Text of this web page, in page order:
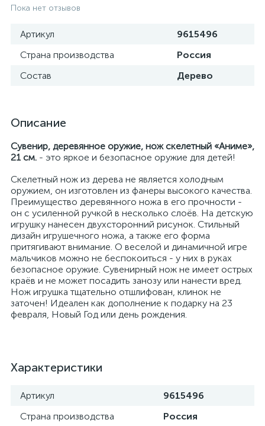
Пока нет отзывов
Артикул
9615496
Страна производства
Россия
Состав
Дерево
Описание
Сувенир, деревянное оружие, нож скелетный «Аниме»,
21 см. - это яркое и безопасное оружие для детей!
Скелетный нож из дерева не является холодным
оружием, он изготовлен из фанеры высокого качества.
Преимущество деревянного ножа в его прочности -
он с усиленной ручкой в несколько слоёв. На детскую
игрушку нанесен двухсторонний рисунок. Стильный
дизайн игрушечного ножа, а также его форма
притягивают внимание. О веселой и динамичной игре
мальчиков можно не беспокоиться - у них в руках
безопасное оружие. Сувенирный нож не имеет острых
краёв и не может посадить занозу или нанести вред.
Нож игрушка тщательно отшлифован, клинок не
заточен! Идеален как дополнение к подарку на 23
февраля, Новый Год или день рождения.
Характеристики
Артикул
9615496
Страна производства
Россия